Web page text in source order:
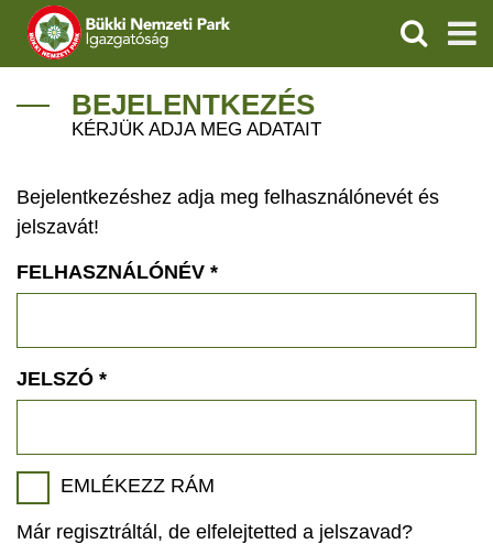
IGAZGATÓSÁG
VÍZVÉDELEM
ÖKOTURIZMUS
GEOPARKOK
KERESÉS
BEJELENTKEZÉS
KÉRJÜK ADJA MEG ADATAIT
Bejelentkezéshez adja meg felhasználónevét és
jelszavát!
FELHASZNÁLÓNÉV *
JELSZÓ *
EMLÉKEZZ RÁM
Már regisztráltál, de elfelejtetted a jelszavad?